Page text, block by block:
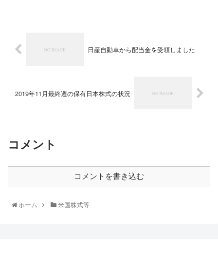
日産自動車から配当金を受領しました
2019年11月最終週の保有日本株式の状況
コメント
コメントを書き込む
ホーム 米国株式等